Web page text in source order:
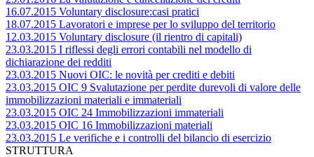
16.07.2015 Voluntary disclosure:casi pratici
18.07.2015 Lavoratori e imprese per lo sviluppo del territorio
12.03.2015 Voluntary disclosure (il rientro di capitali)
23.03.2015 I riflessi degli errori contabili nel modello di
dichiarazione dei redditi
23.03.2015 Nuovi OIC: le novità per crediti e debiti
23.03.2015 OIC 9 Svalutazione per perdite durevoli di valore delle
immobilizzazioni materiali e immateriali
23.03.2015 OIC 24 Immobilizzazioni immateriali
23.03.2015 OIC 16 Immobilizzazioni materiali
23.03.2015 Le verifiche e i controlli del bilancio di esercizio
STRUTTURA